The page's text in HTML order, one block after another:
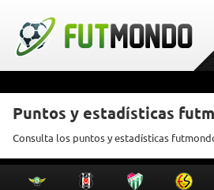
Puntos y estadísticas
Consulta los puntos y estadísticas